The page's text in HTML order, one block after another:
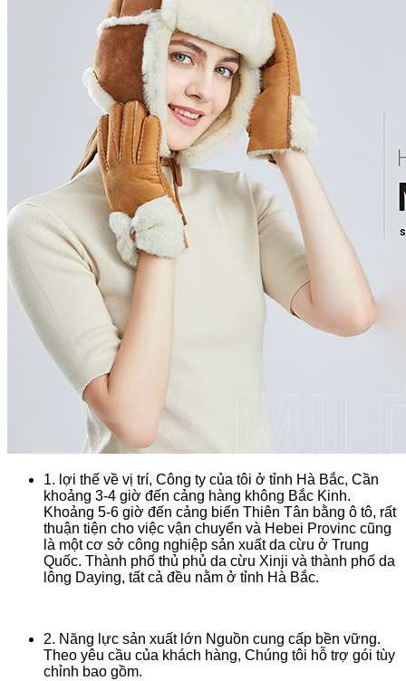
1. lợi thế về vị trí, Công ty của tôi ở tỉnh Hà Bắc, Cần
khoảng 3-4 giờ đến cảng hàng không Bắc Kinh.
Khoảng 5-6 giờ đến cảng biển Thiên Tân bằng ô tô, rất
thuận tiện cho việc vận chuyển và Hebei Provinc cũng
là một cơ sở công nghiệp sản xuất da cừu ở Trung
Quốc. Thành phố thủ phủ da cừu Xinji và thành phố da
lông Daying, tất cả đều nằm ở tỉnh Hà Bắc.
2. Năng lực sản xuất lớn Nguồn cung cấp bền vững.
Theo yêu cầu của khách hàng, Chúng tôi hỗ trợ gói tùy
chỉnh bao gồm.